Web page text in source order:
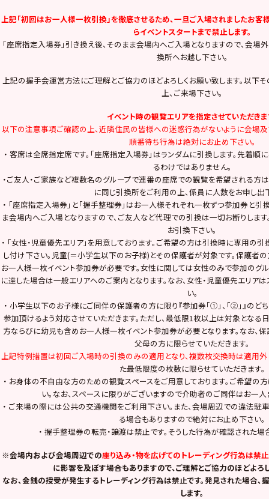
上記「初回はお一人様一枚引換」を徹底させるため、一旦ご入場されましたお
らイベントスタートまで禁止します。
「座席指定入場券」引き換え後、そのまま会場内へご入場となりますので、会
換所へお越し下さい。
上記の握手会運営方法にご理解とご協力のほどよろしくお願い致します。以下
上、ご来場下さい。
イベント時の観覧エリアを指定させていただきま
以下の注意事項ご確認の上、近隣住民の皆様への迷惑行為がないように会場
順番待ち行為は絶対にお止め下さい。
・ 客席は全席指定席です。「座席指定入場券」はランダムに引換します。先着
るわけではありません。
・ご友人・ご家族など複数名のグループで連番の座席での観覧を希望される方
に同じ引換所をご利用の上、係員に人数をお申し出
・ 「座席指定入場券」と「握手整理券」はお一人様それぞれ一枚ずつ参加券と引
ま会場内へご入場となりますので、ご友人など代理での引換は一切お断りしま
お引換下さい。
・ 「女性・児童優先エリア」を用意しております。ご希望の方は引換時に専用の
し付け下さい。児童(＝小学生以下のお子様)とその保護者が対象です。保護者
お一人様一枚イベント参加券が必要です。女性に関しては女性のみで参加のグ
に達した場合は一般エリアへのご案内となります。なお、女性・児童優先エリアは
い。
・ 小学生以下のお子様にご同伴の保護者の方に限り『参加券「①」、「②」』の
参加頂けるよう対応させていただきます。ただし、最低限1枚以上は対象となる
方ならびに幼児も含めお一人様一枚イベント参加券が必要となります。なお、
父母の方に限らせていただきます。
上記特例措置は初回ご入場時の引換のみの適用となり、複数枚交換時は適用外
た最低限度の枚数に限らせていただきます。
・ お身体の不自由な方のための観覧スペースをご用意しております。ご希望の
い。なお、スペースに限りがございますので介助者のご同伴はお一人
・ ご来場の際には公共の交通機関をご利用下さい。また、会場周辺での違法駐
る場合もありますので絶対にお止め下さい。
・ 握手整理券の転売・譲渡は禁止です。そうした行為が確認された場
※会場内および会場周辺での座り込み・物を広げてのトレーディング行為は禁止
に影響を及ぼす場合もありますので、ご理解とご協力のほどよろ
なお、金銭の授受が発生するトレーディング行為は禁止です。発見された場合
します。